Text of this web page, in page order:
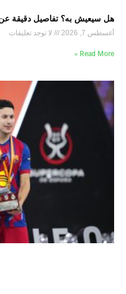
هل سيعيش به؟ تفاصيل دقيقة
أغسطس 7, 2026 لا توجد تعليقات
Read More »